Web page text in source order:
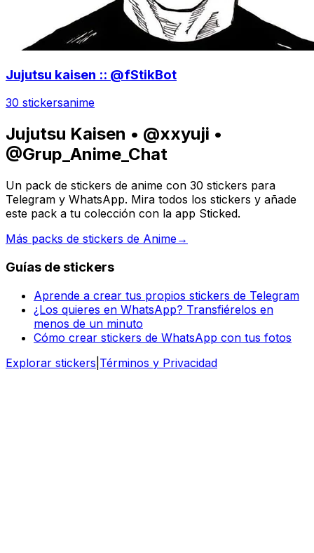
Jujutsu kaisen :: @fStikBot
30 stickersanime
Jujutsu Kaisen • @xxyuji •
@Grup_Anime_Chat
Un pack de stickers de anime con 30 stickers para
Telegram y WhatsApp. Mira todos los stickers y añade
este pack a tu colección con la app Sticked.
Más packs de stickers de Anime→
Guías de stickers
Aprende a crear tus propios stickers de Telegram
¿Los quieres en WhatsApp? Transfiérelos en
menos de un minuto
Cómo crear stickers de WhatsApp con tus fotos
Explorar stickers Términos y Privacidad